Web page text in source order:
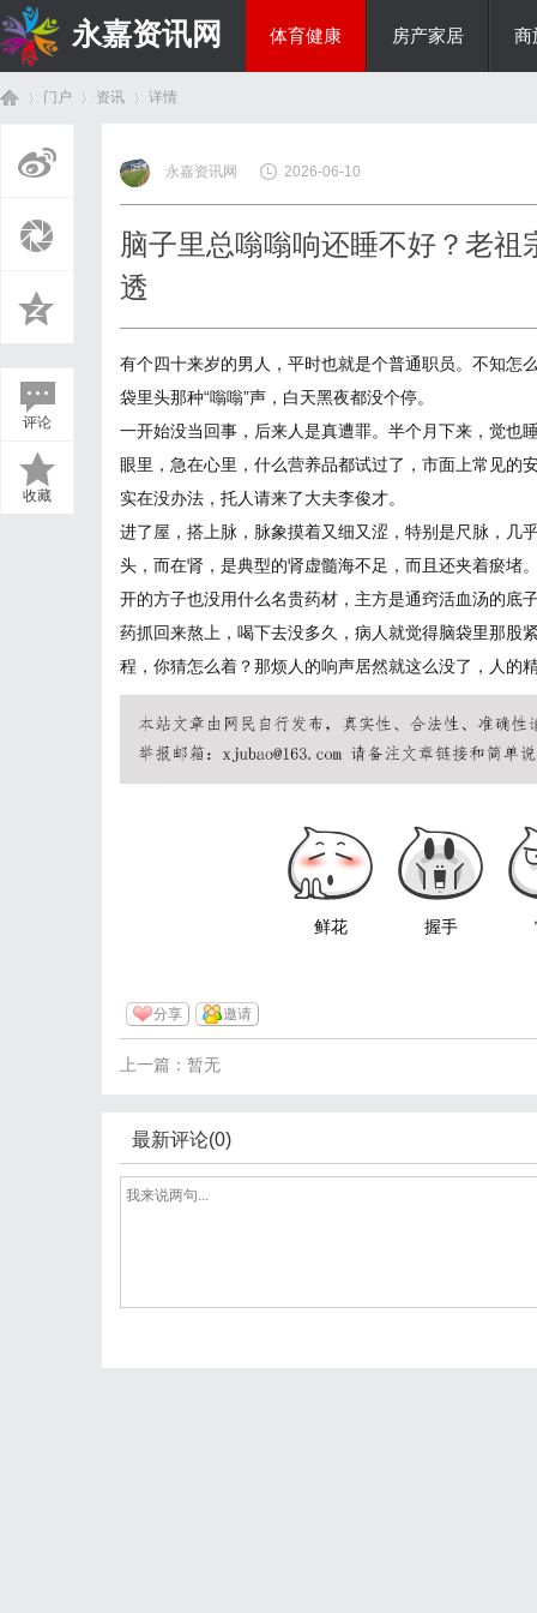
永嘉资讯网 体育健康 房产家居 商
门户 资讯
›
详情
评论
收藏
永嘉资讯网 2026-06-10
脑子里总嗡嗡响还睡不好？老祖
透
有个四十来岁的男人，平时也就是个普通职员。不知怎
袋里头那种“嗡嗡”声，白天黑夜都没个停。
一开始没当回事，后来人是真遭罪。半个月下来，觉也
眼里，急在心里，什么营养品都试过了，市面上常见的
实在没办法，托人请来了大夫李俊才。
进了屋，搭上脉，脉象摸着又细又涩，特别是尺脉，几
头，而在肾，是典型的肾虚髓海不足，而且还夹着瘀堵
开的方子也没用什么名贵药材，主方是通窍活血汤的
药抓回来熬上，喝下去没多久，病人就觉得脑袋里那股
程，你猜怎么着？那烦人的响声居然就这么没了，人的
鲜花 握手
分享 邀请
上一篇：暂无
最新评论(0)